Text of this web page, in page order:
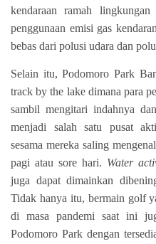
kendaraan ramah
penggunaan emisi gas
bebas dari polusi udara dan
Selain itu, Podomoro Park
track by the lake dimana para
sambil mengitari indahnya
menjadi salah satu pusat
sesama mereka saling
pagi atau sore hari. Water
juga dapat dimainkan
Tidak hanya itu, bermain golf
di masa pandemi saat ini
Podomoro Park dengan